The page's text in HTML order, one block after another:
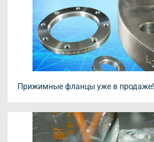
Прижимные фланцы уже в продаже!